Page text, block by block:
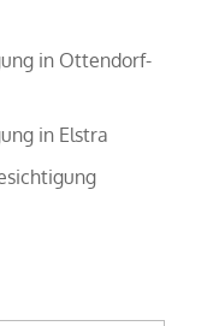
in Ottendorf-
in Elstra